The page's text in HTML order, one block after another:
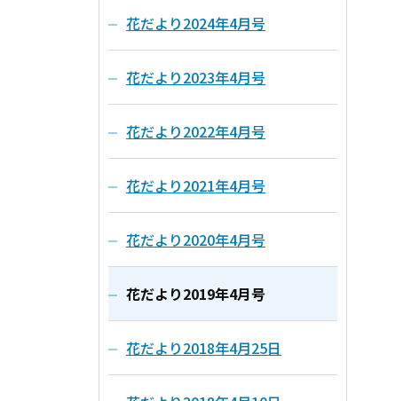
花だより2024年4月号
花だより2023年4月号
花だより2022年4月号
花だより2021年4月号
花だより2020年4月号
花だより2019年4月号
花だより2018年4月25日